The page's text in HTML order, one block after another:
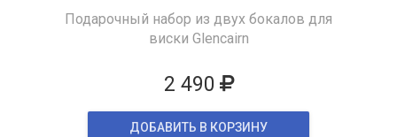
Подарочный набор из двух бокалов для
виски Glencairn
2 490
ДОБАВИТЬ В КОРЗИНУ